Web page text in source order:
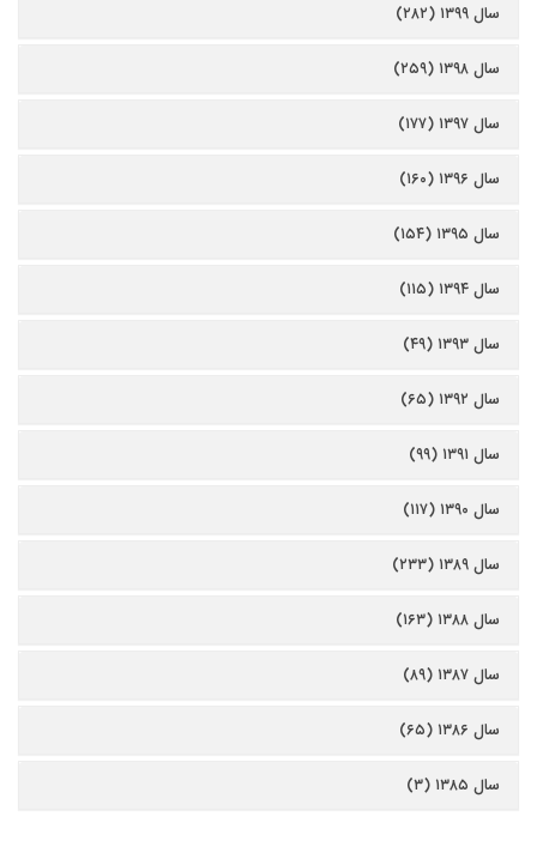
سال ۱۳۹۹ (۲۸۲)
سال ۱۳۹۸ (۲۵۹)
سال ۱۳۹۷ (۱۷۷)
سال ۱۳۹۶ (۱۶۰)
سال ۱۳۹۵ (۱۵۴)
سال ۱۳۹۴ (۱۱۵)
سال ۱۳۹۳ (۴۹)
سال ۱۳۹۲ (۶۵)
سال ۱۳۹۱ (۹۹)
سال ۱۳۹۰ (۱۱۷)
سال ۱۳۸۹ (۲۳۳)
سال ۱۳۸۸ (۱۶۳)
سال ۱۳۸۷ (۸۹)
سال ۱۳۸۶ (۶۵)
سال ۱۳۸۵ (۳)